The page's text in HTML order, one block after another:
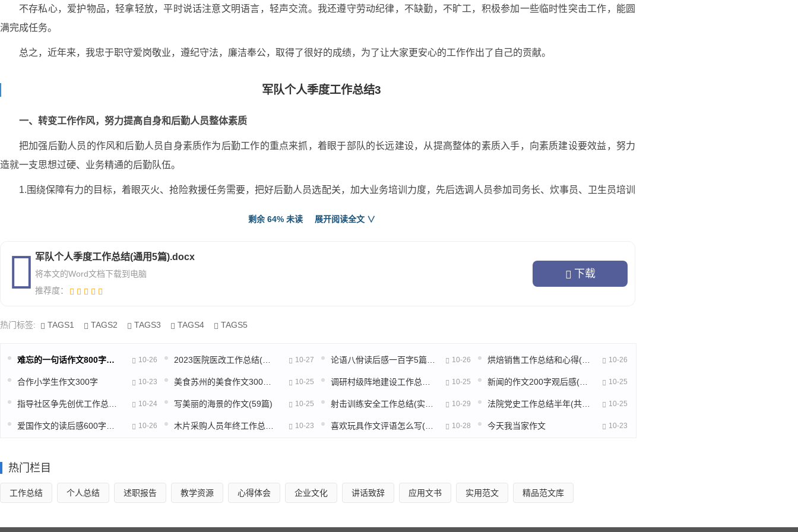
不存私心，爱护物品，轻拿轻放，平时说话注意文明语言，轻声交流。我还遵守劳动纪律，不缺勤，不旷工，积极参加一些临时性突击工作，能圆
满完成任务。
总之，近年来，我忠于职守爱岗敬业，遵纪守法，廉洁奉公，取得了很好的成绩，为了让大家更安心的工作作出了自己的贡献。
军队个人季度工作总结3
一、转变工作作风，努力提高自身和后勤人员整体素质
把加强后勤人员的作风和后勤人员自身素质作为后勤工作的重点来抓，着眼于部队的长远建设，从提高整体的素质入手，向素质建设要效益，努力
造就一支思想过硬、业务精通的后勤队伍。
1.围绕保障有力的目标，着眼灭火、抢险救援任务需要，把好后勤人员选配关，加大业务培训力度，先后选调人员参加司务长、炊事员、卫生员培训
3. 牢固树立后勤就是服务的思想，保持良好的职业道德，面向官兵、服务官兵。
经费管理始终坚持规范化、制度化，我中队力争经费管理达到了“三好五无”。
三、推进伙食标准化管理制度，使官兵吃饱吃好
食，安排好执勤人员、伤病员的饮食,尊重少数民族官兵的生活习惯。使我中队的伙食管理形成规范化，不断提高中队官兵的生活质量。中队立足现有条
剩余 64% 未读 展开阅读全文 ∨
军队个人季度工作总结(通用5篇).docx
将本文的Word文档下载到电脑
推荐度：
下载
热门标签: TAGS1 TAGS2 TAGS3 TAGS4 TAGS5
难忘的一句话作文800字高中(推荐39篇) 10-26 10-27 10-26 10-26
合作小学生作文300字 10-23 10-25 10-25 10-25
10-24 写美丽的海景的作文(59篇) 10-25 10-29 10-25
10-26 10-23 10-28 今天我当家作文 10-23
热门栏目
工作总结 个人总结 述职报告 教学资源 心得体会 企业文化 讲话致辞 应用文书 实用范文 精品范文库